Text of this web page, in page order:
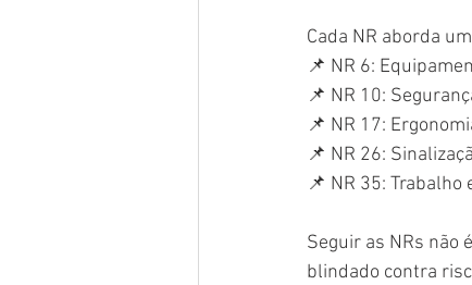
Cada NR aborda
📌 NR 6:
📌 NR 10:
📌 NR 17:
📌 NR 26:
📌 NR 35:
Seguir as NRs não
blindado contra